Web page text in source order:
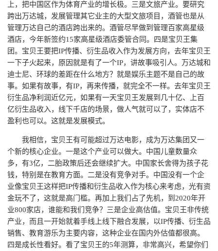
上，把中国区作为体育产业的增长极。三是文旅产业。要研究
跨出万达城，发展管理其它业主的大型文旅项目，酒管也是从
管理万达自己的酒店跨出来的。酒管尽早做到管理百家高星级
酒店，今年新签约15家高星级酒店委管合同。四是宝贝王集
团。宝贝王要把IP传播、衍生品收入作为发展方向，去年宝贝王
一下子火起来，原因就是有了一个IP，讲故事吸引人。万达城和
迪士尼、环球的差距在什么地方？就是娱乐主题不是自己的故
事。如果有故事，有IP，再来传播，就完全不一样。去年宝贝王
衍生品净利润近亿元，如果有一天宝贝王发展到几十亿、上百
亿衍生品收入，线下千店的场景，做人气就可以了，实体店不
盈利也可以。这就是发展模式。
我相信，宝贝王有可能超过万达电影，成为万达集团又一
个新的核心企业。一是这个产业可以做大。中国儿童数量众
多，有3亿，二胎政策后还会继续扩大。中国家长舍得为孩子花
钱，特别是在教育方面。二是没有竞争对手。中国没有一个企
业像宝贝王这样把IP传播和衍生品收入作为核心来考虑，光有资
金玩不了，这就是高门槛。再加上我们占了先机，到2020年开
业800家店，谁能和我们竞争？三是企业高估值。宝贝王非传统
产业，而且一开始就着手线上线下融合发展，以IP传播、衍生品
销售、教育游乐为主要内容，这种企业在国内外估值都很高。
四是成长性看好。看了宝贝王的5年测算，非常高兴，希望你们